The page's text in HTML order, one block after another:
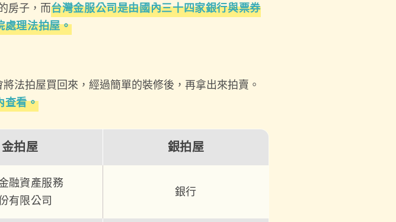
房子，而台灣金服公司是由國內三十四家銀行與票券
處理法拍屋。
法拍屋買回來，經過簡單的裝修後，再拿出來拍賣。
查看。
金拍屋 銀拍屋
融資產服務
有限公司
銀行